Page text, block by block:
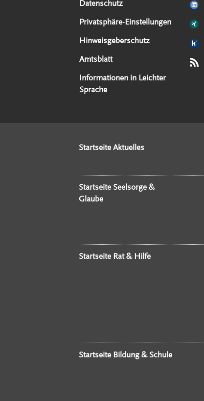
Datenschutz
Privatsphäre-Einstellungen
Hinweisgeberschutz
Amtsblatt
Informationen in Leichter
Sprache
Startseite Aktuelles
Startseite Seelsorge &
Glaube
Startseite Rat & Hilfe
Startseite Bildung & Schule